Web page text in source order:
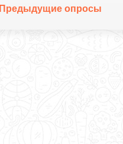
Предыдущие опросы